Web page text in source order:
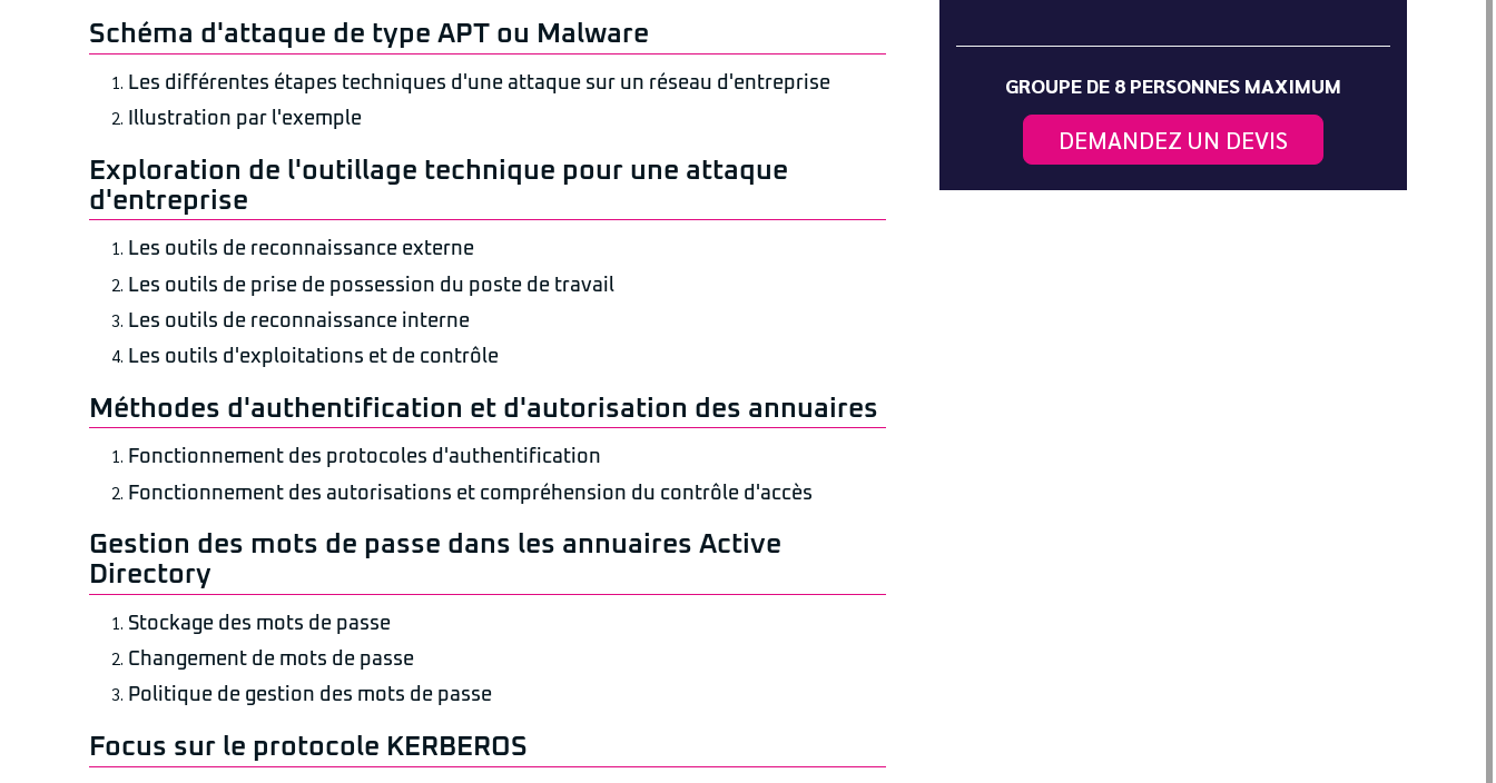
Schéma d'attaque de type APT ou Malware
Les différentes étapes techniques d'une attaque sur un réseau d'entreprise
Illustration par l'exemple
Exploration de l'outillage technique pour une attaque
d'entreprise
Les outils de reconnaissance externe
Les outils de prise de possession du poste de travail
Les outils de reconnaissance interne
Les outils d'exploitations et de contrôle
Méthodes d'authentification et d'autorisation des annuaires
Fonctionnement des protocoles d'authentification
Fonctionnement des autorisations et compréhension du contrôle d'accès
Gestion des mots de passe dans les annuaires Active
Directory
Stockage des mots de passe
Changement de mots de passe
Politique de gestion des mots de passe
Focus sur le protocole KERBEROS
GROUPE DE 8 PERSONNES MAXIMUM
DEMANDEZ UN DEVIS